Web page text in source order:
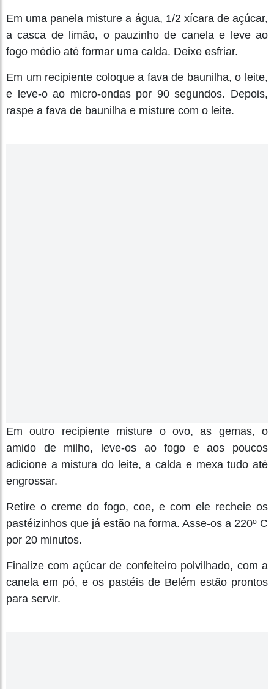
Em uma panela misture a água, 1/2 xícara de açúcar,
a casca de limão, o pauzinho de canela e leve ao
fogo médio até formar uma calda. Deixe esfriar.
Em um recipiente coloque a fava de baunilha, o leite,
e leve-o ao micro-ondas por 90 segundos. Depois,
raspe a fava de baunilha e misture com o leite.
Em outro recipiente misture o ovo, as gemas, o
amido de milho, leve-os ao fogo e aos poucos
adicione a mistura do leite, a calda e mexa tudo até
engrossar.
Retire o creme do fogo, coe, e com ele recheie os
pastéizinhos que já estão na forma. Asse-os a 220º C
por 20 minutos.
Finalize com açúcar de confeiteiro polvilhado, com a
canela em pó, e os pastéis de Belém estão prontos
para servir.